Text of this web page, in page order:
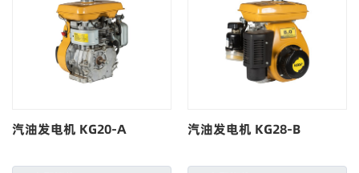
汽油发电机 KG20-A 汽油发电机 KG28-B